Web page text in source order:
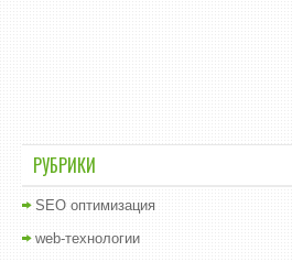
РУБРИКИ
SEO оптимизация
web-технологии